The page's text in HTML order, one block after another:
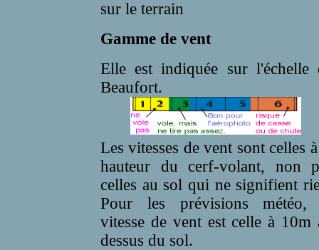
sur le terrain
Gamme de vent
Elle est indiquée sur l'échelle
Beaufort.
Les vitesses de vent sont celles
hauteur du cerf-volant, non
celles au sol qui ne signifient
Pour les prévisions météo,
vitesse de vent est celle à 10m
dessus du sol.